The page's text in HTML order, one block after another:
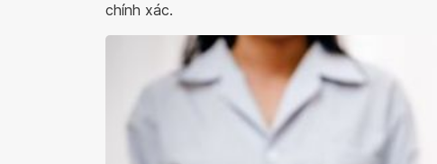
chính xác.